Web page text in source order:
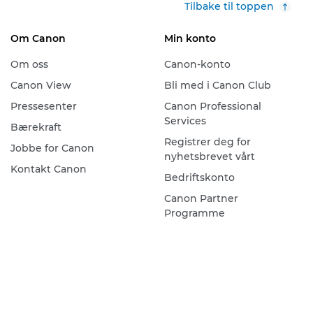
Tilbake til toppen
Om Canon
Om oss
Canon View
Pressesenter
Bærekraft
Jobbe for Canon
Kontakt Canon
Min konto
Canon-konto
Bli med i Canon Club
Canon Professional
Services
Registrer deg for
nyhetsbrevet vårt
Bedriftskonto
Canon Partner
Programme